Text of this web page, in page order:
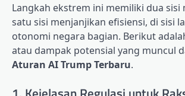
Langkah ekstrem ini memiliki dua sisi
satu sisi menjanjikan efisiensi, di sisi
otonomi negara bagian. Berikut
atau dampak potensial yang muncul
Aturan AI Trump Terbaru.